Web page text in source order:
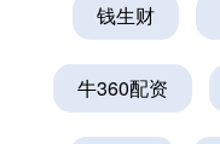
钱生财
牛360配资